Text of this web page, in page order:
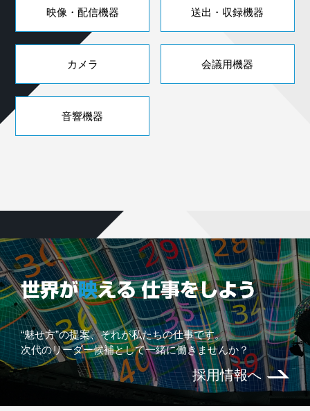
映像・配信機器 送出・収録機器
カメラ 会議用機器
音響機器
“魅せ方”の提案、それが私たちの仕事です。
次代のリーダー候補として一緒に働きませんか？
採用情報へ